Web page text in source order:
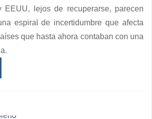
lejos de recuperarse, parecen
espiral de incertidumbre que afecta
que hasta ahora contaban con una